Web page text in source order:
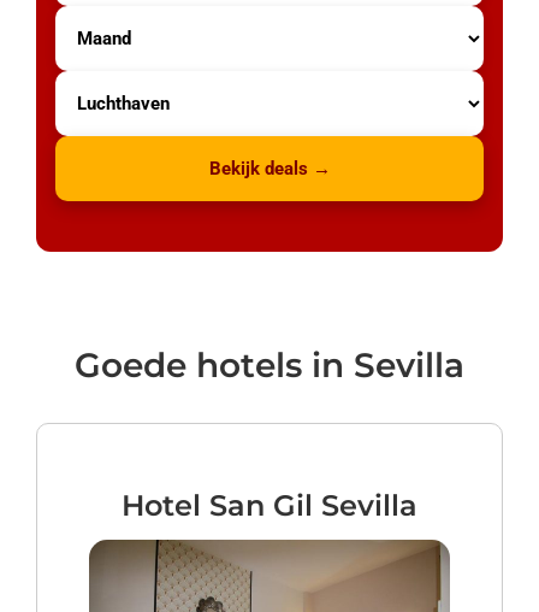
Bekijk deals →
Goede hotels in Sevilla
Hotel San Gil Sevilla